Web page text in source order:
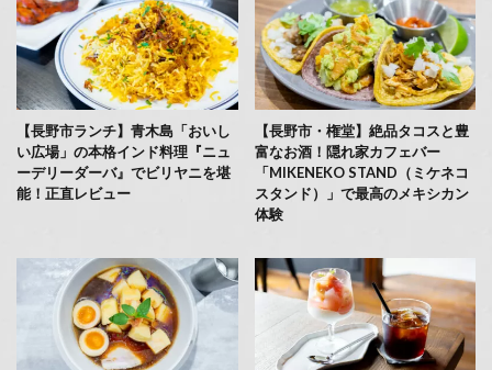
【長野市ランチ】青木島「おいし
い広場」の本格インド料理『ニュ
ーデリーダーバ』でビリヤニを堪
能！正直レビュー
【長野市・権堂】絶品タコスと豊
富なお酒！隠れ家カフェバー
「MIKENEKO STAND（ミケネコ
スタンド）」で最高のメキシカン
体験